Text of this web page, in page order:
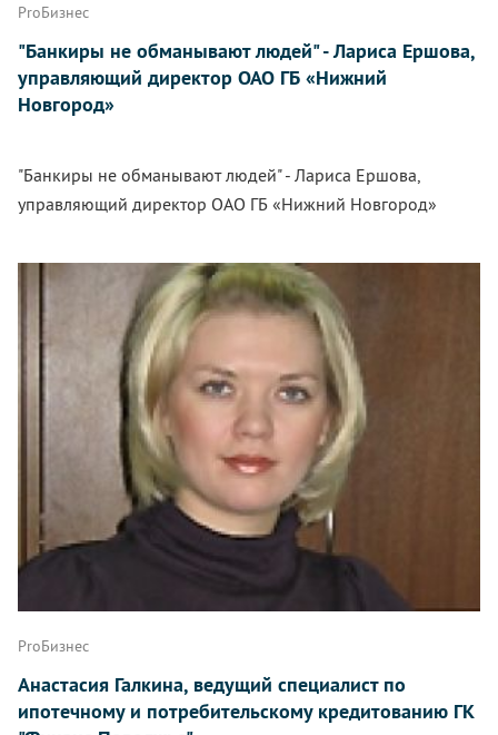
ProБизнес
"Банкиры не обманывают людей" - Лариса Ершова,
управляющий директор ОАО ГБ «Нижний
Новгород»
"Банкиры не обманывают людей" - Лариса Ершова,
управляющий директор ОАО ГБ «Нижний Новгород»
ProБизнес
Анастасия Галкина, ведущий специалист по
ипотечному и потребительскому кредитованию ГК